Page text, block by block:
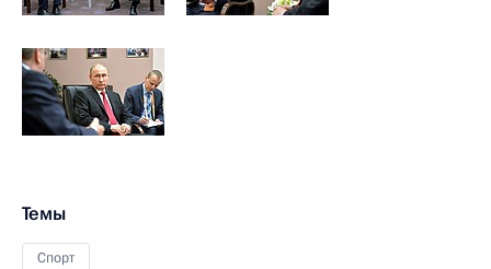
Темы
Спорт